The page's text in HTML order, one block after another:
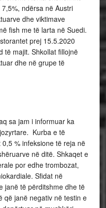
ndërsa në Austri
dhe viktimave
fish me të larta në Suedi.
prej 15.5.2020
të majit. Shkollat fillojnë
dhe në grupe të
sa jam i informuar ka
Kurba e të
% infeksione të reja në
në ditë. Shkaqet e
por edhe trombozat,
Sfidat në
janë të përditshme dhe të
që janë negativ në testin e